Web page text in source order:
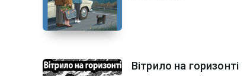
Вітрило на горизонті